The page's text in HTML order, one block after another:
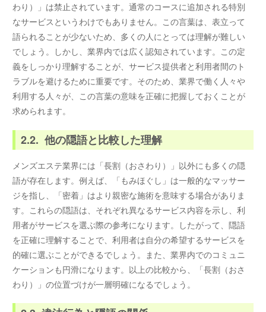
わり）」は禁止されています。通常のコースに追加される特別
なサービスというわけでもありません。この言葉は、表立って
語られることが少ないため、多くの人にとっては理解が難しい
でしょう。しかし、業界内では広く認知されています。この定
義をしっかり理解することが、サービス提供者と利用者間のト
ラブルを避けるために重要です。そのため、業界で働く人々や
利用する人々が、この言葉の意味を正確に把握しておくことが
求められます。
2.2. 他の隠語と比較した理解
メンズエステ業界には「長割（おさわり）」以外にも多くの隠
語が存在します。例えば、「もみほぐし」は一般的なマッサー
ジを指し、「密着」はより親密な施術を意味する場合がありま
す。これらの隠語は、それぞれ異なるサービス内容を示し、利
用者がサービスを選ぶ際の参考になります。したがって、隠語
を正確に理解することで、利用者は自分の希望するサービスを
的確に選ぶことができるでしょう。また、業界内でのコミュニ
ケーションも円滑になります。以上の比較から、「長割（おさ
わり）」の位置づけが一層明確になるでしょう。